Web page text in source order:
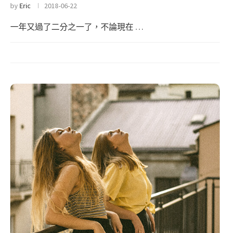
byEric 2018-06-22
一年又過了二分之一了，不論現在 …